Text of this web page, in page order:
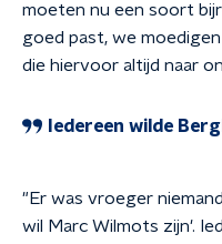
moeten nu een soort
goed past, we
die hiervoor altijd naar
Iedereen wilde
"Er was vroeger
wil Marc Wilmots zijn'.